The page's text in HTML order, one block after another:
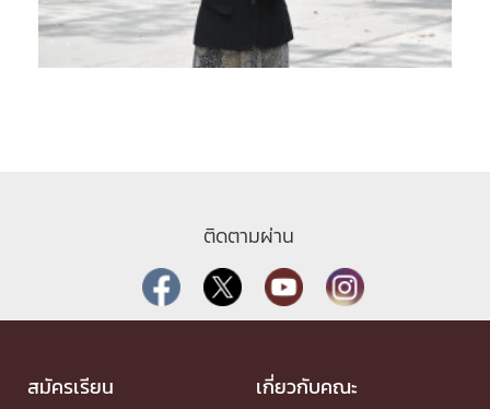
ติดตามผ่าน
สมัครเรียน เกี่ยวกับคณะ